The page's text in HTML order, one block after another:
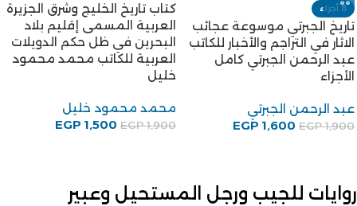
8 أجزاء
تاريخ الجبرتي موسوعة عجائب
الاثار في التراجم والأخبار للكاتب
عبد الرحمن الجبرتي كامل
الأجزاء
عبد الرحمن الجبرتي
EGP1,900
EGP 1,600
كتاب تاريخ الخليج وشرق الجزيرة
العربية المسمى إقليم بلاد
البحرين في ظل حكم الدويلات
العربية للكاتب محمد محمود
خليل
محمد محمود خليل
EGP1,900
EGP 1,500
روايات للجيب ورجل المستحيل وعبير